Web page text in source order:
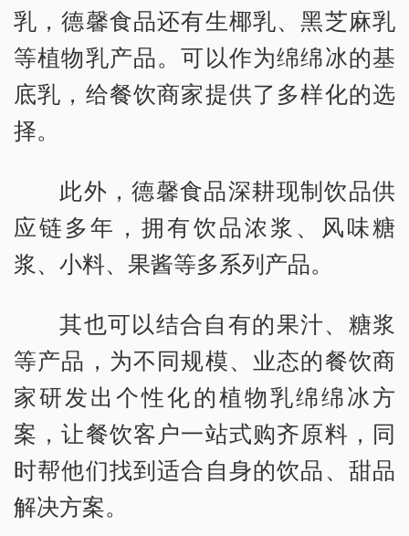
乳，德馨食品还有生椰乳、黑芝麻乳
等植物乳产品。可以作为绵绵冰的基
底乳，给餐饮商家提供了多样化的选
择。
此外，德馨食品深耕现制饮品供
应链多年，拥有饮品浓浆、风味糖
浆、小料、果酱等多系列产品。
其也可以结合自有的果汁、糖浆
等产品，为不同规模、业态的餐饮商
家研发出个性化的植物乳绵绵冰方
案，让餐饮客户一站式购齐原料，同
时帮他们找到适合自身的饮品、甜品
解决方案。